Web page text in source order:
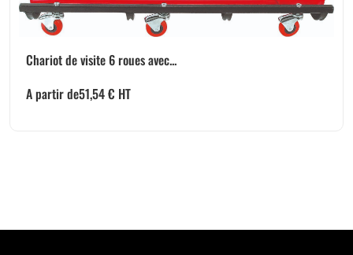
Chariot de visite 6 roues avec...
A partir de51,54€ HT